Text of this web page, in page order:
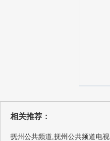
相关推荐：
抚州公共频道,抚州公共频道电视